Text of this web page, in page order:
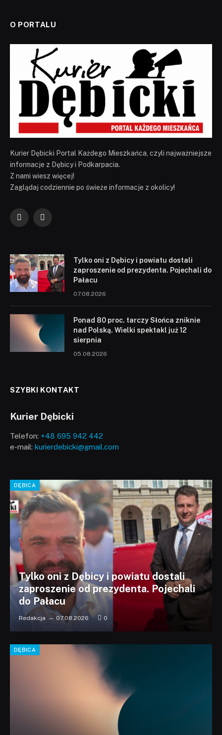
O PORTALU
Kurier Dębicki Portal Każdego Mieszkańca, czyli najważniejsze
informacje z Dębicy i Podkarpacia.
Z nami wiesz więcej!
Zaglądaj codziennie po świeże informacje z okolicy!
FacebookYouTube
Tylko oni z Dębicy i powiatu dostali
zaproszenie od prezydenta. Pojechali do
Pałacu
07.08.2026
Ponad 80 proc. tarczy Słońca zniknie
nad Polską. Wielki spektakl już 12
sierpnia
05.08.2026
SZYBKI KONTAKT
Kurier Dębicki
Telefon: +48 695 942 442
e-mail: kurierdebicki@gmail.com
DĘBICA
Tylko oni z Dębicy i powiatu dostali
zaproszenie od prezydenta. Pojechali
do Pałacu
Redakcja 07.08.2026 0
DĘBICA